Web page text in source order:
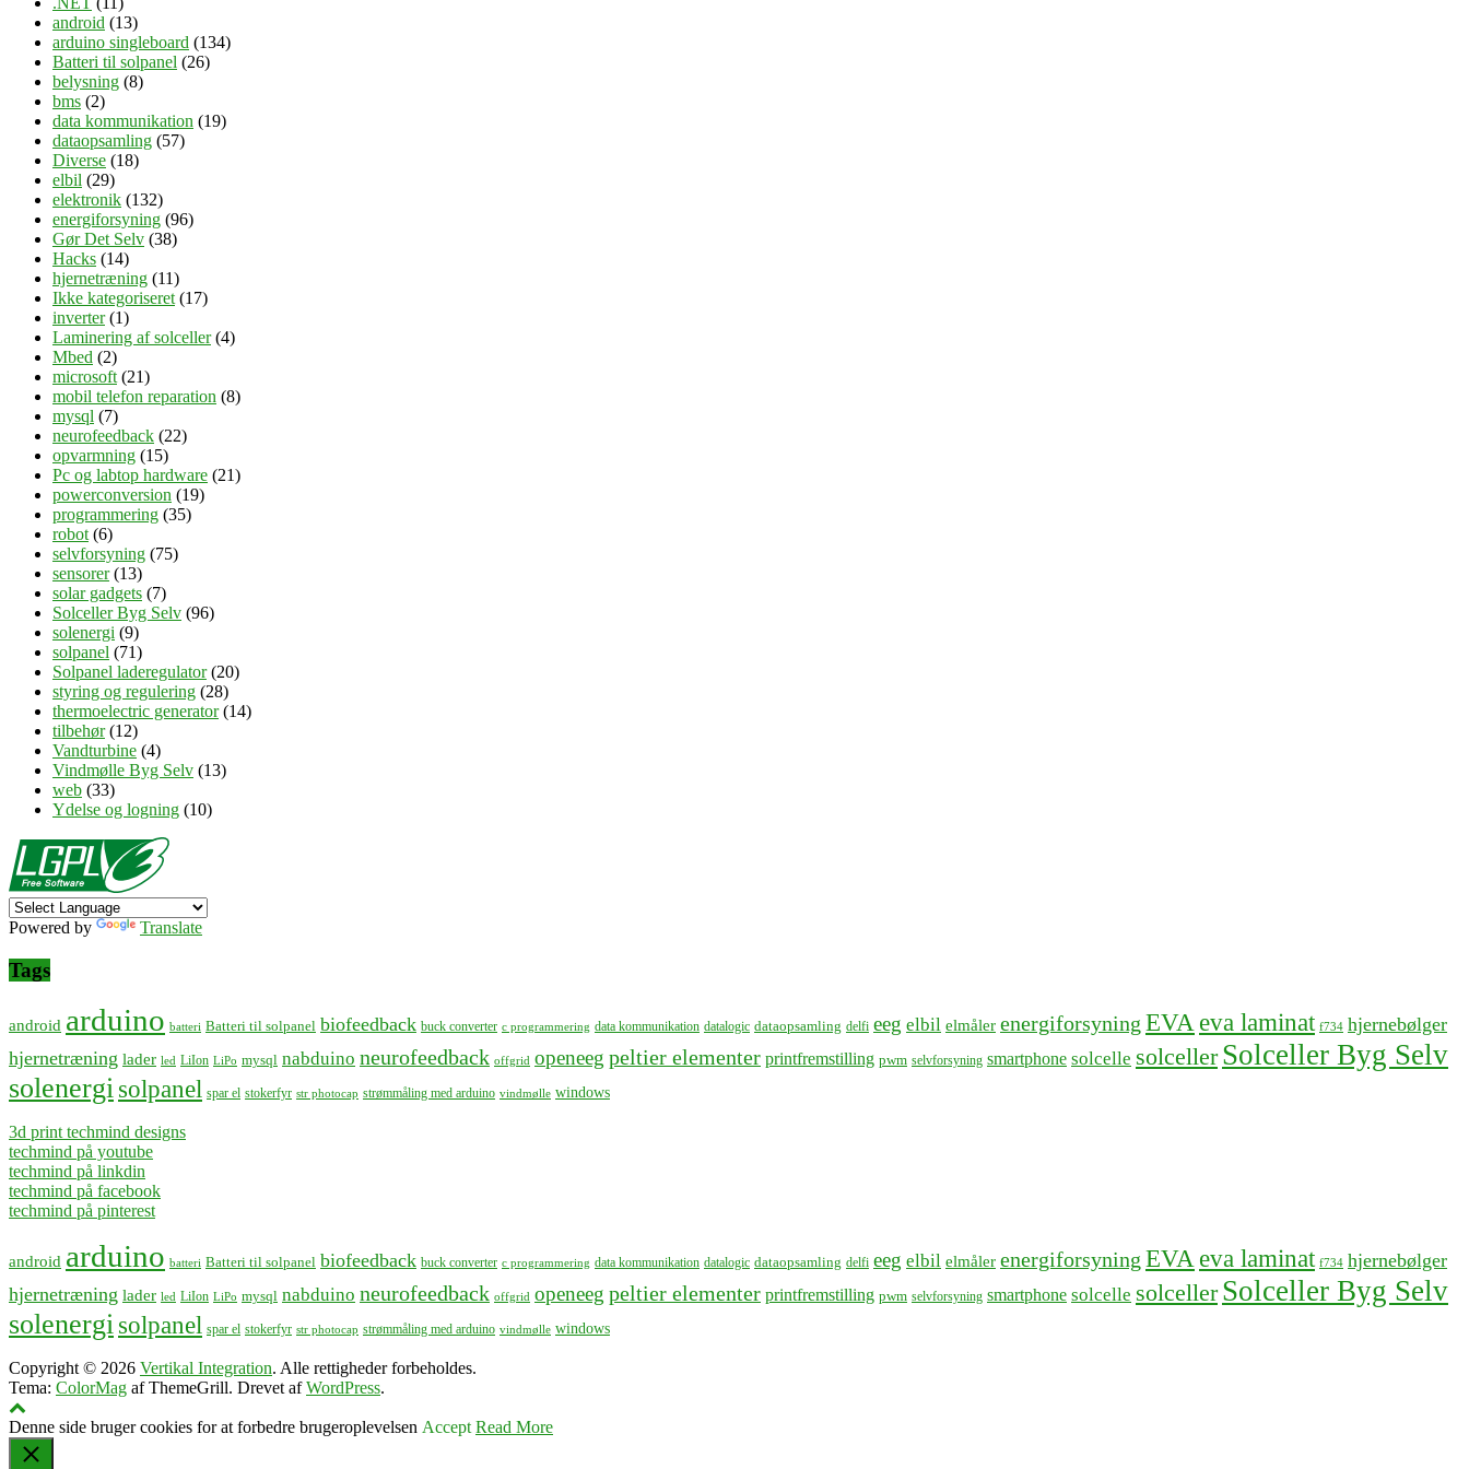
android (13)
arduino singleboard (134)
Batteri til solpanel (26)
belysning (8)
bms (2)
data kommunikation (19)
dataopsamling (57)
Diverse (18)
elbil (29)
elektronik (132)
energiforsyning (96)
Gør Det Selv (38)
Hacks (14)
hjernetræning (11)
Ikke kategoriseret (17)
inverter(1)
Laminering af solceller(4)
Mbed (2)
microsoft (21)
mobil telefon reparation (8)
mysql (7)
neurofeedback (22)
opvarmning (15)
Pc og labtop hardware (21)
powerconversion (19)
programmering (35)
robot (6)
selvforsyning (75)
sensorer(13)
solar gadgets (7)
Solceller Byg Selv (96)
solenergi (9)
solpanel (71)
Solpanel laderegulator(20)
styring og regulering (28)
thermoelectric generator(14)
tilbehør(12)
Vandturbine (4)
Vindmølle Byg Selv (13)
web (33)
Ydelse og logning (10)
Powered by Translate
Tags
android arduino batteri Batteri til solpanel biofeedback buck converter c programmering data kommunikation datalogic dataopsamling delfi eeg elbil elmåler energiforsyning EVA eva laminat f734 hjernebølger
hjernetræning lader led LiIon LiPo mysql nabduino neurofeedback offgrid openeeg peltier elementer printfremstilling pwm selvforsyning smartphone solcelle solceller Solceller Byg Selv
solenergisolpanel spar el stokerfyr str photocap strømmåling med arduino vindmølle windows
3d print techmind designs
techmind på youtube
techmind på linkdin
techmind på facebook
techmind på pinterest
android arduino batteri Batteri til solpanel biofeedback buck converter c programmering data kommunikation datalogic dataopsamling delfi eeg elbil elmåler energiforsyning EVA eva laminat f734 hjernebølger
hjernetræning lader led LiIon LiPo mysql nabduino neurofeedback offgrid openeeg peltier elementer printfremstilling pwm selvforsyning smartphone solcelle solceller Solceller Byg Selv
solenergisolpanel spar el stokerfyr str photocap strømmåling med arduino vindmølle windows
Copyright © 2026 Vertikal Integration. Alle rettigheder forbeholdes.
Tema: ColorMag af ThemeGrill. Drevet afWordPress.
Denne side bruger cookies for at forbedre brugeroplevelsen Accept Read More